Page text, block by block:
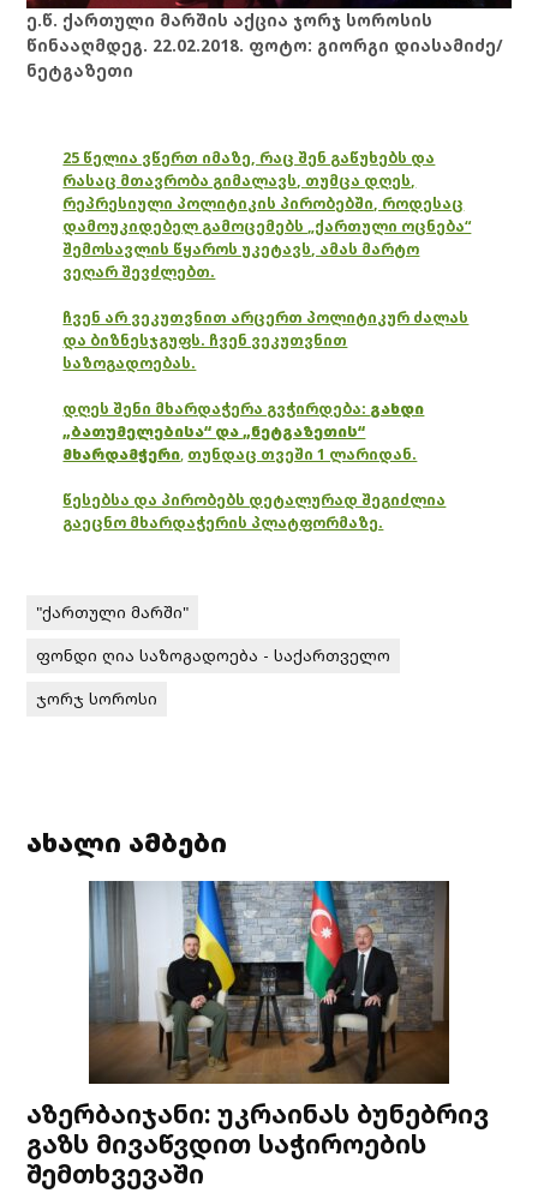
ე.წ. ქართული მარშის აქცია ჯორჯ სოროსის
წინააღმდეგ. 22.02.2018. ფოტო: გიორგი დიასამიძე/
ნეტგაზეთი
25 წელია ვწერთ იმაზე, რაც შენ გაწუხებს და
რასაც მთავრობა გიმალავს, თუმცა დღეს,
რეპრესიული პოლიტიკის პირობებში, როდესაც
დამოუკიდებელ გამოცემებს „ქართული ოცნება“
შემოსავლის წყაროს უკეტავს, ამას მარტო
ვეღარ შევძლებთ.
ჩვენ არ ვეკუთვნით არცერთ პოლიტიკურ ძალას
და ბიზნესჯგუფს. ჩვენ ვეკუთვნით
საზოგადოებას.
დღეს შენი მხარდაჭერა გვჭირდება: გახდი
„ბათუმელებისა“ და „ნეტგაზეთის“
მხარდამჭერი, თუნდაც თვეში 1 ლარიდან.
წესებსა და პირობებს დეტალურად შეგიძლია
გაეცნო მხარდაჭერის პლატფორმაზე.
"ქართული მარში"
ფონდი ღია საზოგადოება - საქართველო
ჯორჯ სოროსი
ახალი ამბები
აზერბაიჯანი: უკრაინას ბუნებრივ
გაზს მივაწვდით საჭიროების
შემთხვევაში